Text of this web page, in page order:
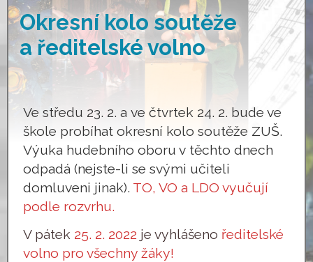
Okresní kolo soutěže
a ředitelské volno
Ve středu 23. 2. a ve čtvrtek 24. 2. bude ve
škole probíhat okresní kolo soutěže ZUŠ.
Výuka hudebního oboru v těchto dnech
odpadá (nejste-li se svými učiteli
domluveni jinak). TO, VO a LDO vyučují
podle rozvrhu.
V pátek 25. 2. 2022 je vyhlášeno ředitelské
volno pro všechny žáky!